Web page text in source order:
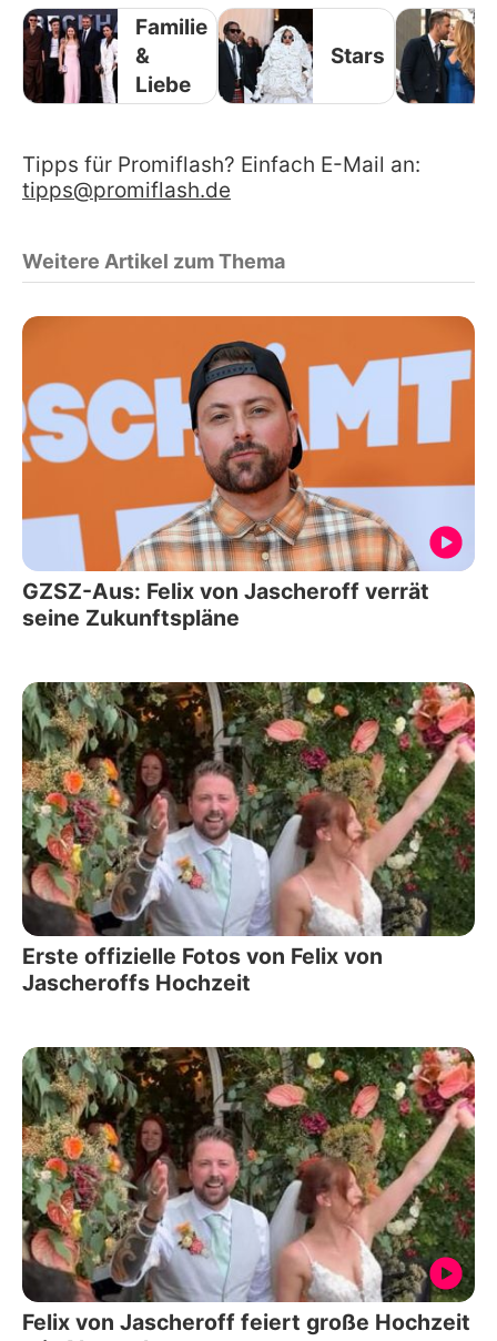
Familie
&
Liebe
Stars
Tipps für Promiflash? Einfach E-Mail an:
tipps@promiflash.de
Weitere Artikel zum Thema
GZSZ-Aus: Felix von Jascheroff verrät
seine Zukunftspläne
Erste offizielle Fotos von Felix von
Jascheroffs Hochzeit
Felix von Jascheroff feiert große Hochzeit